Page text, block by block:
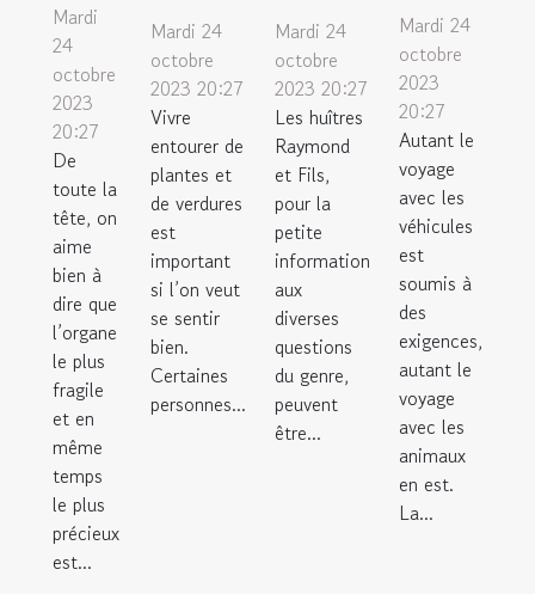
Mardi
24
octobre
2023
20:27
De
toute la
tête, on
aime
bien à
dire que
l’organe
le plus
fragile
et en
même
temps
le plus
précieux
est...
Mardi 24
octobre
2023 20:27
Vivre
entourer de
plantes et
de verdures
est
important
si l’on veut
se sentir
bien.
Certaines
personnes...
Mardi 24
octobre
2023 20:27
Les huîtres
Raymond
et Fils,
pour la
petite
information
aux
diverses
questions
du genre,
peuvent
être...
Mardi 24
octobre
2023
20:27
Autant le
voyage
avec les
véhicules
est
soumis à
des
exigences,
autant le
voyage
avec les
animaux
en est.
La...